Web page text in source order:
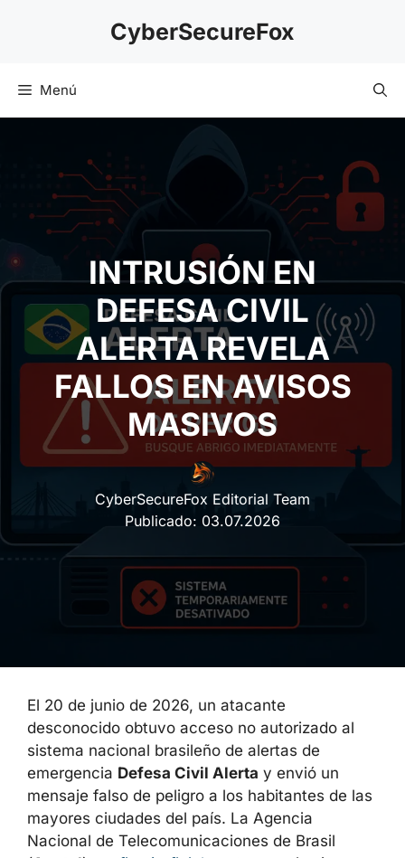
CyberSecureFox
Menú
INTRUSIÓN EN
DEFESA CIVIL ALERTA
REVELA FALLOS EN
AVISOS MASIVOS
CyberSecureFox Editorial Team
Publicado:
El 20 de junio de 2026, un atacante
sistema nacional brasileño de alertas de
emergenciaDefesa Civil Alerta y envió un
mensaje falso de peligro a los habitantes de
las mayores ciudades del país. La Agencia
Nacional de Telecomunicaciones de Brasil
(Anatel) confirmó oficialmente que ningún
organismo autorizado había enviado esos